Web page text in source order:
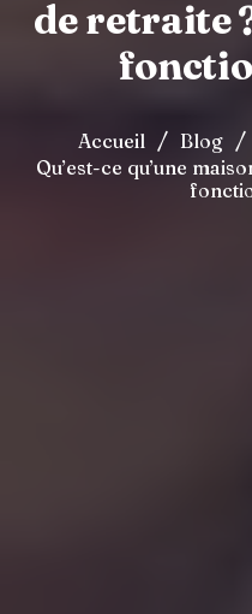
de retraite
Accueil / Blog /
Qu’est-ce qu’une